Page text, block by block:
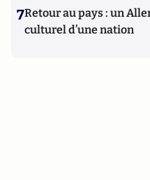
7Retour au pays : un
culturel d’une nation